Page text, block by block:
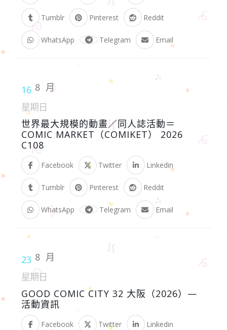
Tumblr Pinterest Reddit
WhatsApp Telegram Email
16 8 月
星期日
世界最大規模的動畫／同人誌活動＝
COMIC MARKET（COMIKET） 2026
C108
Facebook Twitter Linkedin
Tumblr Pinterest Reddit
WhatsApp Telegram Email
23 8 月
星期日
GOOD COMIC CITY 32 大阪（2026）—
活動資訊
Facebook Twitter Linkedin